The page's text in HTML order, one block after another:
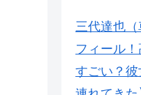
三代達也
フィール
すごい？